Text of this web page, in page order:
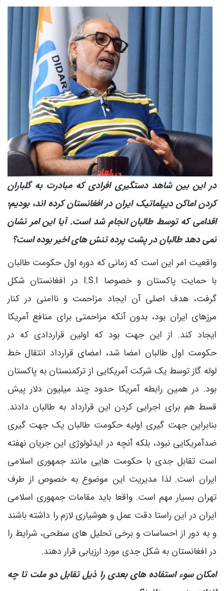
در این بین شاهد دستگیری افرادی که مبادرت به گلباران
کردن اماکن دیپلماتیک ایران در افغانستان کرده اند، بودیم؛
اقدامی که توسط طالبان انجام شد است. آیا این امر نشان
نمی دهد طالبان در پشت پرده تنش های اخیر بوده است؟
واقعیت امر این است که زمانی که دوره اول حکومت طالبان
با حمایت پاکستان و خصوصا I.S.I در افغانستان شکل
گرفت، هدف اصلی آن ایجاد مزاحمت و ناامنی در کنار
مرزهای ایران بود، بدون آنکه مزاحمتی برای منافع آمریکا
ایجاد کند. از این جهت بود که اولین قراردادی که در
حکومت اول طالبان امضا شد، امضای قرارداد انتقال خط
لوله گاز توسط یک شرکت آمریکایی از ترکمنستان به پاکستان
بود. در همین رابطه آمریکا حدود چند میلیون دلار پیش
قسط هم برای اجرایی کردن این قرارداد به طالبان دادند.
بنابراین جهت گیری اولیه حکومت طالبان یک جهت گیری
ضدآمریکایی نبود، بلکه آنچه در ایدئولوژی این جریان نهفته
است تقابل جدی با حکومت هایی مانند جمهوری اسلامی
ایران است. لذا مدیریت این موضوع به خصوص از طرف
تهران بسیار مهم است. واقعا باید مقامات جمهوری اسلامی
ایران در این راستا دقت عمل و هوشیاری لازم را داشته باشند
و به دور از احساسات و برخی تحلیل های سطحی، شرایط را
در افغانستان به شکل جدی مورد ارزیابی قرار دهند.
امکان سوء استفاده های بعدی را ذیل تقابل دو ملت تا چه